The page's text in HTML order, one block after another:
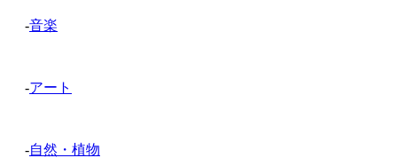
-音楽
-アート
-自然・植物